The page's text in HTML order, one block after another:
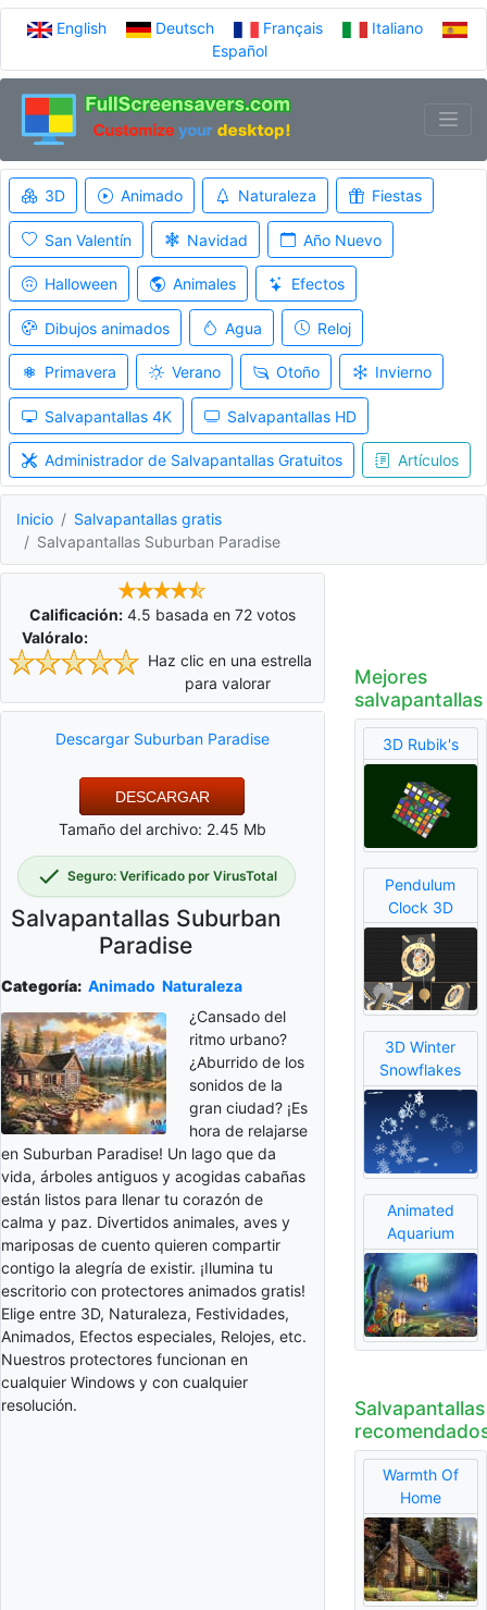
English Deutsch Français
Italiano
Español
3D Animado Naturaleza Fiestas
San Valentín Navidad Año Nuevo
Halloween Animales Efectos
Dibujos animados Agua Reloj
Primavera Verano Otoño Invierno
Salvapantallas 4K Salvapantallas HD
Administrador de Salvapantallas Gratuitos Artículos
Inicio
Salvapantallas gratis
Salvapantallas Suburban Paradise
Calificación: 4.5 basada en 72votos
Valóralo:
Haz clic en una estrella
para valorar
Descargar Suburban Paradise
DESCARGAR
Tamaño del archivo: 2.45 Mb
Seguro: Verificado por VirusTotal
Salvapantallas Suburban
Paradise
Categoría: Animado Naturaleza
¿Cansado del
ritmo urbano?
¿Aburrido de los
sonidos de la
gran ciudad? ¡Es
hora de relajarse
en Suburban Paradise! Un lago que da
vida, árboles antiguos y acogidas cabañas
están listos para llenar tu corazón de
calma y paz. Divertidos animales, aves y
mariposas de cuento quieren compartir
contigo la alegría de existir. ¡Ilumina tu
escritorio con protectores animados gratis!
Elige entre 3D, Naturaleza, Festividades,
Animados, Efectos especiales, Relojes, etc.
Nuestros protectores funcionan en
cualquier Windows y con cualquier
resolución.
Mejores
salvapantallas
3D Rubik's
Pendulum
Clock 3D
3D Winter
Snowflakes
Animated
Aquarium
Salvapantallas
Warmth Of
Home